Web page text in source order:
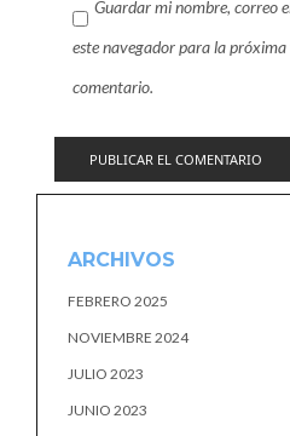
Guardar mi nombre, correo
este navegador para la próxima
comentario.
ARCHIVOS
FEBRERO 2025
NOVIEMBRE 2024
JULIO 2023
JUNIO 2023